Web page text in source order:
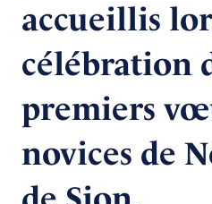
accueillis
célébration
premiers
novices de